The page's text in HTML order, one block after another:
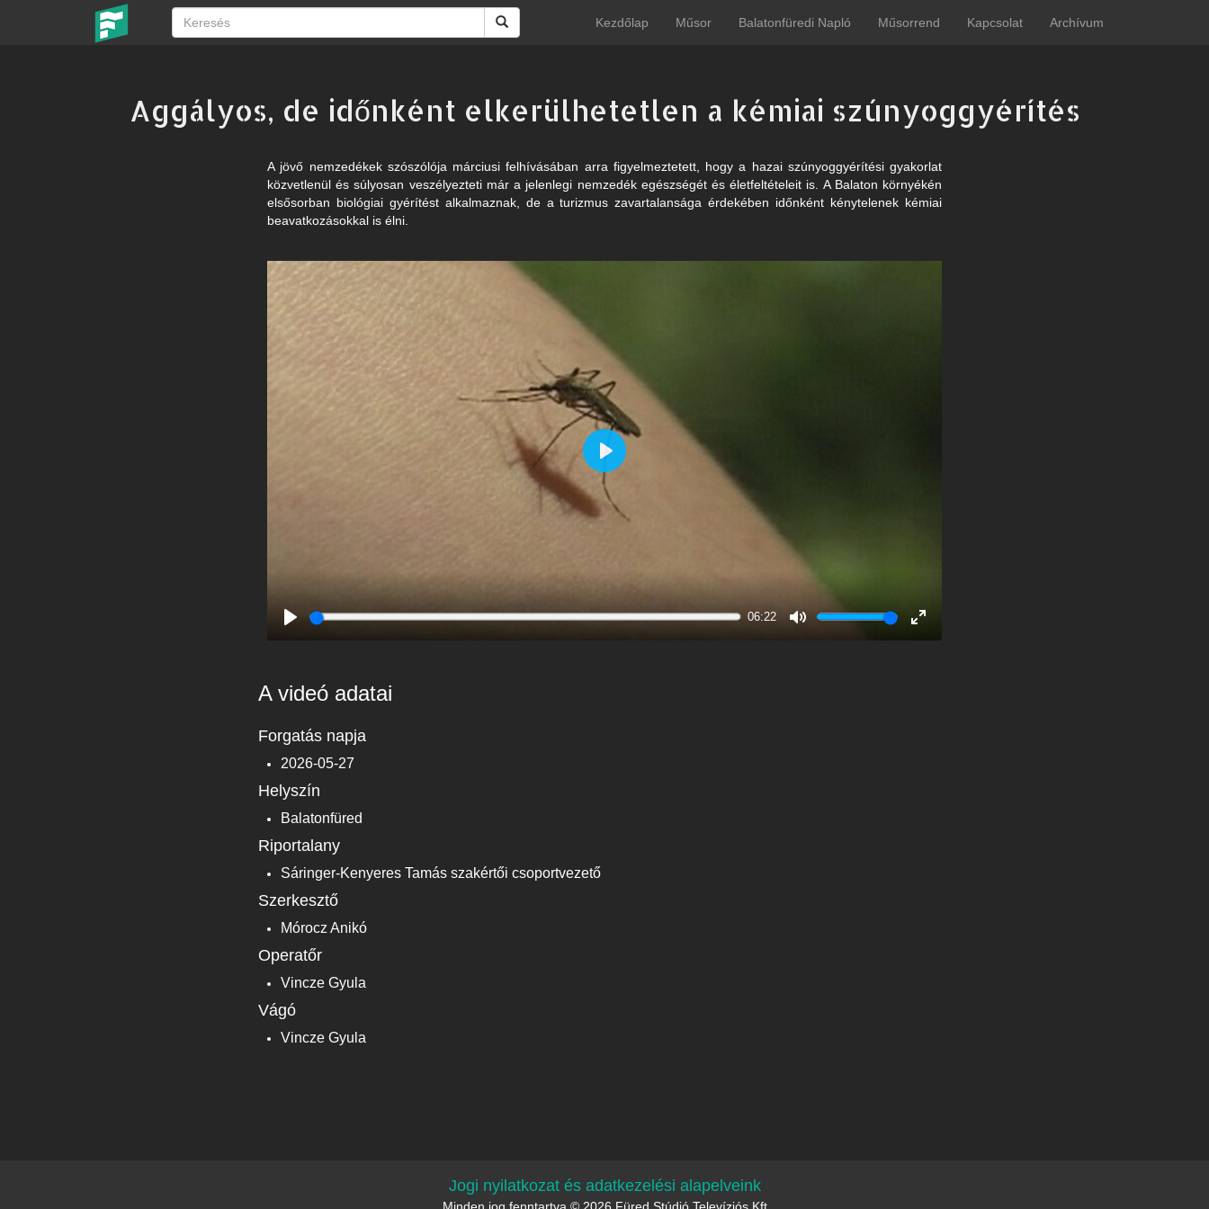
Kezdőlap Műsor Balatonfüredi Napló Műsorrend Kapcsolat Archívum
Aggályos, de időnként elkerülhetetlen a kémiai szúnyoggyérítés
A jövő nemzedékek szószólója márciusi felhívásában arra figyelmeztetett, hogy a hazai szúnyoggyérítési gyakorlat
közvetlenül és súlyosan veszélyezteti már a jelenlegi nemzedék egészségét és életfeltételeit is. A Balaton környékén
elsősorban biológiai gyérítést alkalmaznak, de a turizmus zavartalansága érdekében időnként kénytelenek kémiai
beavatkozásokkal is élni.
06:22
Play
A videó adatai
Forgatás napja
2026-05-27
Helyszín
Balatonfüred
Riportalany
Sáringer-Kenyeres Tamás szakértői csoportvezető
Szerkesztő
Mórocz Anikó
Operatőr
Vincze Gyula
Vágó
Vincze Gyula
Jogi nyilatkozat és adatkezelési alapelveink